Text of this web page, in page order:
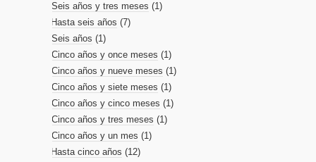
Seis años y tres meses (1)
Hasta seis años (7)
Seis años (1)
Cinco años y once meses (1)
Cinco años y nueve meses (1)
Cinco años y siete meses (1)
Cinco años y cinco meses (1)
Cinco años y tres meses (1)
Cinco años y un mes (1)
Hasta cinco años (12)